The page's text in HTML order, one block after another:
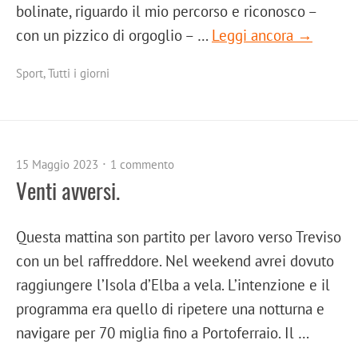
bolinate, riguardo il mio percorso e riconosco –
con un pizzico di orgoglio – … Leggi ancora →
Sport,Tutti i giorni
15 Maggio 2023 1 commento
Venti avversi.
Questa mattina son partito per lavoro verso Treviso
con un bel raffreddore. Nel weekend avrei dovuto
raggiungere l’Isola d’Elba a vela. L’intenzione e il
programma era quello di ripetere una notturna e
navigare per 70 miglia fino a Portoferraio. Il …